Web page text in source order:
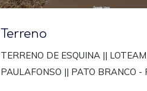
Terreno
TERRENO DE ESQUINA ||
PAULAFONSO || PATO BRANCO -